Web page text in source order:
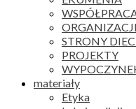
STRONY
PROJEKTY
materiały
Etyka